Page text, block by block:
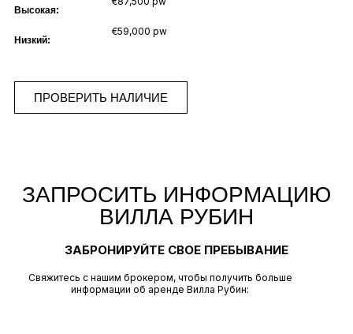
Высокая:
Низкий:
€59,000 pw
ПРОВЕРИТЬ НАЛИЧИЕ
ЗАПРОСИТЬ ИНФОРМАЦИЮ
ВИЛЛА РУБИН
ЗАБРОНИРУЙТЕ СВОЕ ПРЕБЫВАНИЕ
Свяжитесь с нашим брокером, чтобы получить больше
информации об аренде Вилла Рубин: